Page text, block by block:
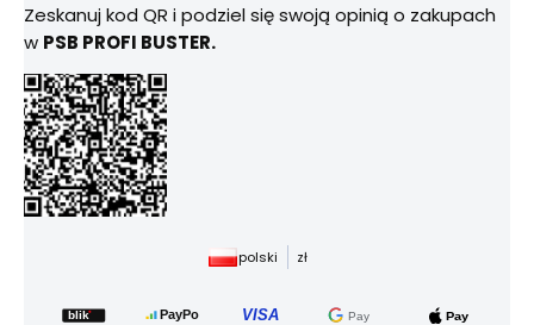
Zeskanuj kod QR i podziel się swoją opinią o zakupach
w PSB PROFI BUSTER.
polski zł